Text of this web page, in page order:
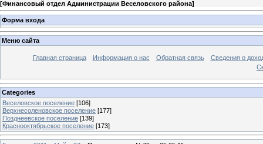
[Финансовый отдел Администрации Веселовского района]
Форма входа
Меню сайта
Главная страница Информация о нас Обратная связь
Сведения о
Categories
Веселовское поселение [106]
Верхнесоленовское поселение [177]
Позднеевское поселение [139]
Краснооктябрьское поселение [173]